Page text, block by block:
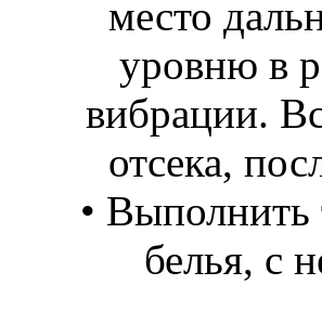
место
уровню в
вибрации.
отсека,
• Выполнить
белья, с